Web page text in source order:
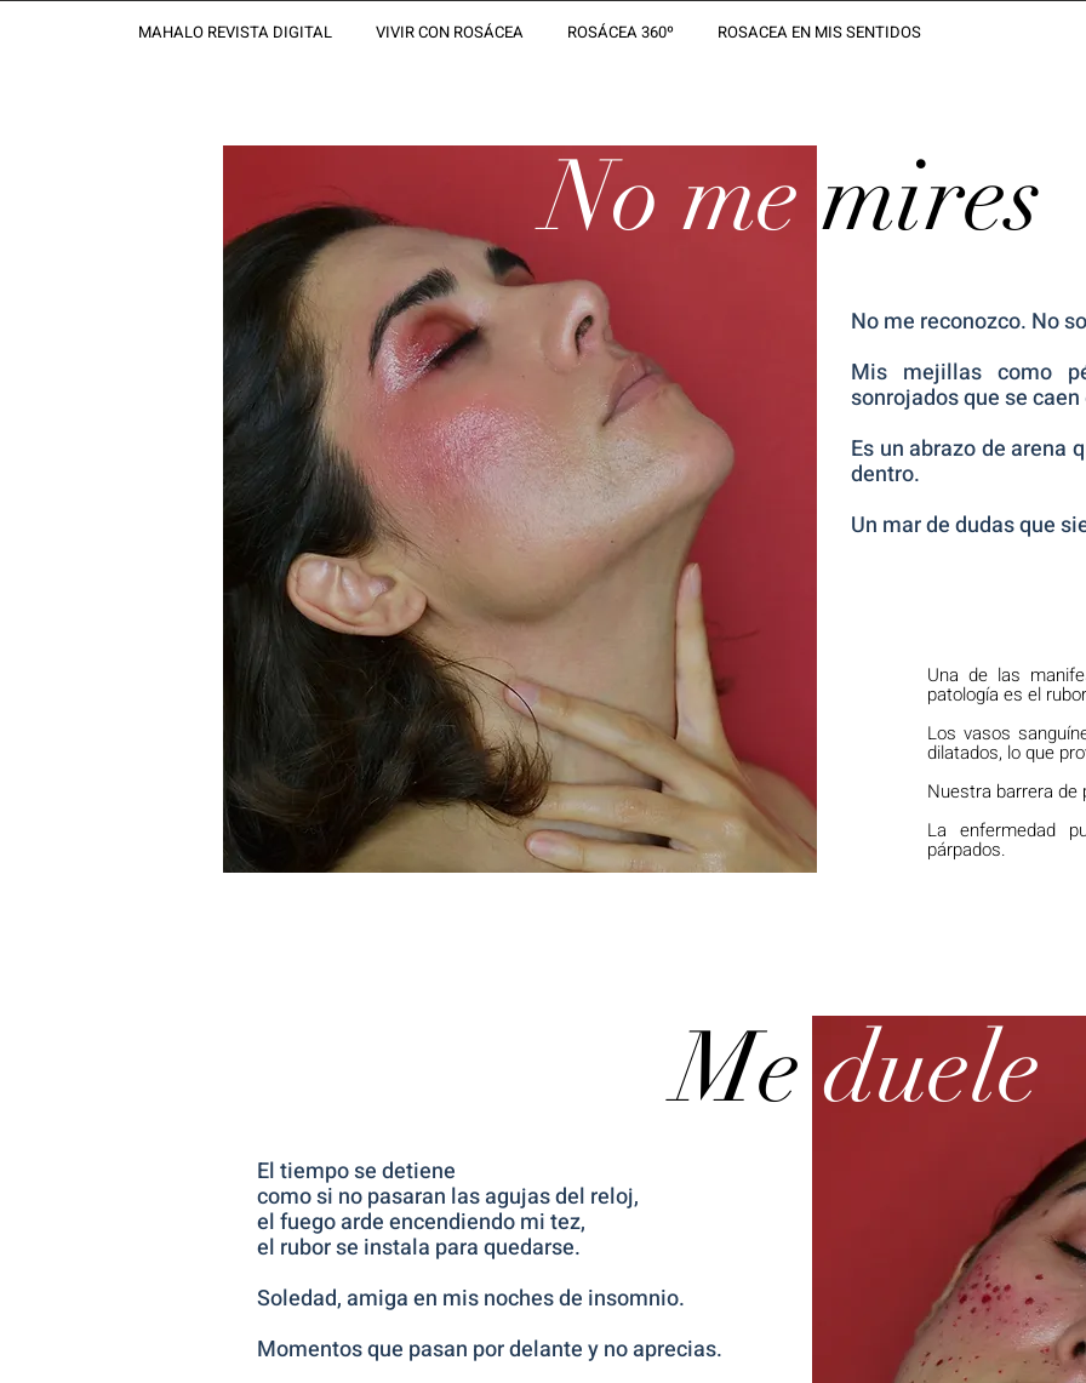
MAHALO REVISTA DIGITAL VIVIR CON ROSÁCEA ROSÁCEA 360º ROSACEA EN MIS SENTIDOS
No me reconozco. No
Mis mejillas como
sonrojados que se
Es un abrazo de arena
dentro.
Un mar de dudas que
Una de las
patología es el
Los vasos
dilatados, lo que
Nuestra barrera
La enfermedad
párpados.
No me mires
El tiempo se detiene
como si no pasaran las agujas del reloj,
el fuego arde encendiendo mi tez,
el rubor se instala para quedarse.
Soledad, amiga en mis noches de insomnio.
Momentos que pasan por delante y no aprecias.
Meduele